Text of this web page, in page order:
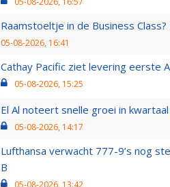
Raamstoeltje in de Business
05-08-2026, 16:41
Cathay Pacific ziet levering eerste
05-08-2026, 15:25
El Al noteert snelle groei in
05-08-2026, 14:17
Lufthansa verwacht 777-9’s nog
B